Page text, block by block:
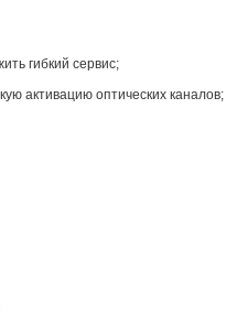
гибкий сервис;
активацию оптических каналов;